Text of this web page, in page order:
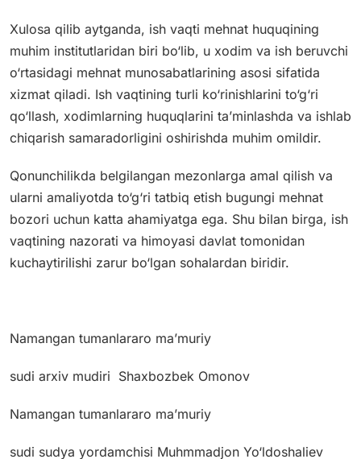
Xulosa qilib aytganda, ish vaqti mehnat huquqining
muhim institutlaridan biri bo‘lib, u xodim va ish beruvchi
o‘rtasidagi mehnat munosabatlarining asosi sifatida
xizmat qiladi. Ish vaqtining turli ko‘rinishlarini to‘g‘ri
qo‘llash, xodimlarning huquqlarini ta’minlashda va ishlab
chiqarish samaradorligini oshirishda muhim omildir.
Qonunchilikda belgilangan mezonlarga amal qilish va
ularni amaliyotda to‘g‘ri tatbiq etish bugungi mehnat
bozori uchun katta ahamiyatga ega. Shu bilan birga, ish
vaqtining nazorati va himoyasi davlat tomonidan
kuchaytirilishi zarur bo‘lgan sohalardan biridir.
Namangan tumanlararo ma’muriy
sudi arxiv mudiri Shaxbozbek Omonov
Namangan tumanlararo ma’muriy
sudi sudya yordamchisi Muhmmadjon Yo‘ldoshaliev